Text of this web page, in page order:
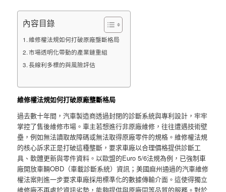
內容目錄
維修權法規如何打破原廠壟斷格局
市場透明化帶動的產業鏈重組
長線利多標的與風險評估
維修權法規如何打破原廠壟斷格局
過去數十年間，汽車製造商透過封閉的診斷系統與專利設計，牢牢
掌控了售後維修市場。車主若想進行非原廠維修，往往遭遇技術壁
壘，例如無法讀取故障碼或無法取得原廠零件的規格。維修權法規
的核心訴求正是打破這種壟斷，要求車廠以合理價格提供診斷工
具、軟體更新與零件資料。以歐盟的Euro 5/6法規為例，已強制車
廠開放車輛OBD（車載診斷系統）資訊；美國麻州通過的汽車維修
權法案則進一步要求車廠採用標準化的數據傳輸介面。這使得獨立
維修廠不再處於資訊劣勢，能夠提供與原廠同等品質的服務。對於